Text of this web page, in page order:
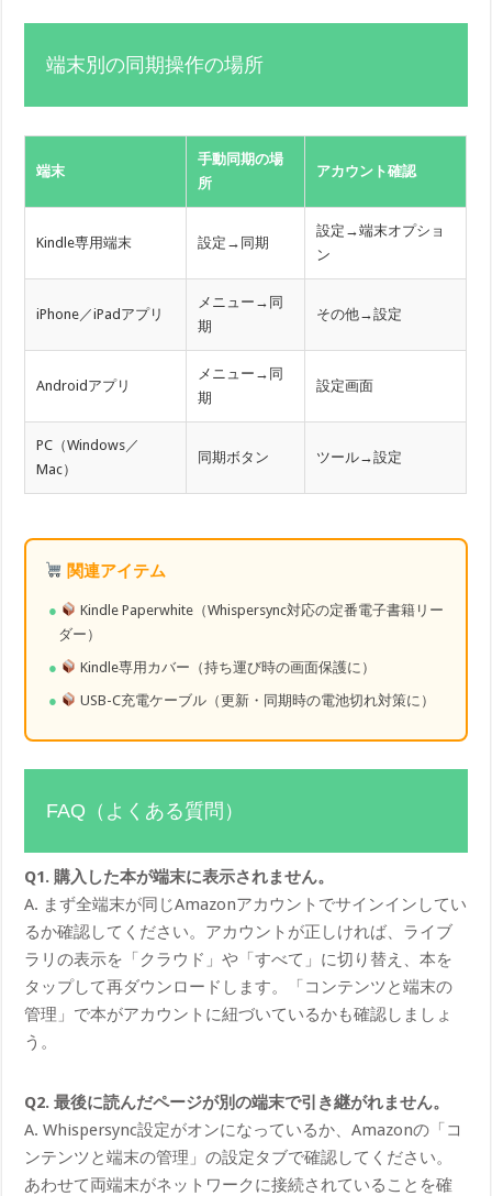
端末別の同期操作の場所
端末
手動同期の場
所
アカウント確認
Kindle専用端末 設定→同期
設定→端末オプショ
ン
iPhone／iPadアプリ
メニュー→同
期
その他→設定
Androidアプリ
メニュー→同
期
設定画面
PC（Windows／
Mac）
同期ボタン ツール→設定
関連アイテム
Kindle Paperwhite（Whispersync対応の定番電子書籍リー
ダー）
Kindle専用カバー（持ち運び時の画面保護に）
USB-C充電ケーブル（更新・同期時の電池切れ対策に）
FAQ（よくある質問）
Q1. 購入した本が端末に表示されません。
A. まず全端末が同じAmazonアカウントでサインインしてい
るか確認してください。アカウントが正しければ、ライブ
ラリの表示を「クラウド」や「すべて」に切り替え、本を
タップして再ダウンロードします。「コンテンツと端末の
管理」で本がアカウントに紐づいているかも確認しましょ
う。
Q2. 最後に読んだページが別の端末で引き継がれません。
A. Whispersync設定がオンになっているか、Amazonの「コ
ンテンツと端末の管理」の設定タブで確認してください。
あわせて両端末がネットワークに接続されていることを確